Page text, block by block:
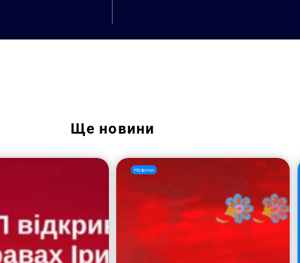
Пошук за запитом:
Ще новини
Новини